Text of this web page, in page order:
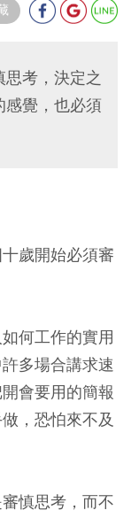
考，決定之
覺，也必須
歲開始必須審
何工作的實用
多場合講求速
會要用的簡報
，恐怕來不及
慎思考，而不